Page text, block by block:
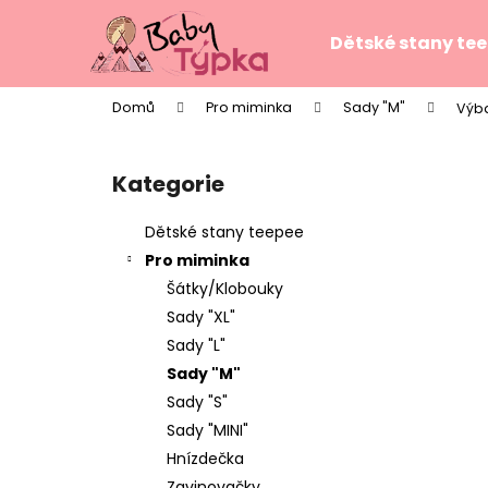
Dětské stany
Domů Pro miminka Sady "M"
Přeskočit
kategorie
Kategorie
Dětské stany teepee
Pro miminka
Šátky/Klobouky
Sady "XL"
Sady "L"
Sady "M"
Sady "S"
Sady "MINI"
Hnízdečka
í
Zpět
do
obchodu
Zpět
do
obchodu
TEEPE PRO DĚTI STARS PINK